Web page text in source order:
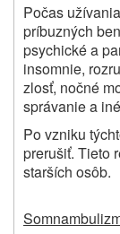
Počas
príbuzných
psychické a
insomnie,
zlosť, nočné
správanie a
Po vzniku
prerušiť. Tieto
starších osôb.